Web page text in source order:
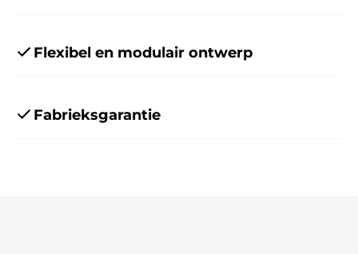
Flexibel en modulair ontwerp
Fabrieksgarantie